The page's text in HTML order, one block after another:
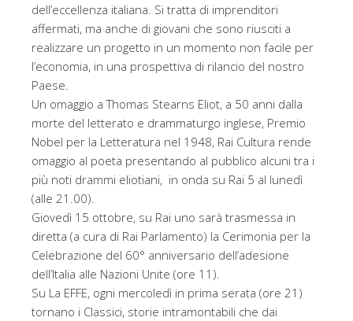
dell’eccellenza italiana. Si tratta di imprenditori
affermati, ma anche di giovani che sono riusciti a
realizzare un progetto in un momento non facile per
l’economia, in una prospettiva di rilancio del nostro
Paese.
Un omaggio a Thomas Stearns Eliot, a 50 anni dalla
morte del letterato e drammaturgo inglese, Premio
Nobel per la Letteratura nel 1948, Rai Cultura rende
omaggio al poeta presentando al pubblico alcuni tra i
più noti drammi eliotiani, in onda su Rai 5 al lunedì
(alle 21.00).
Giovedì 15 ottobre, su Rai uno sarà trasmessa in
diretta (a cura di Rai Parlamento) la Cerimonia per la
Celebrazione del 60° anniversario dell’adesione
dell’Italia alle Nazioni Unite (ore 11).
Su La EFFE, ogni mercoledì in prima serata (ore 21)
tornano i Classici, storie intramontabili che dai